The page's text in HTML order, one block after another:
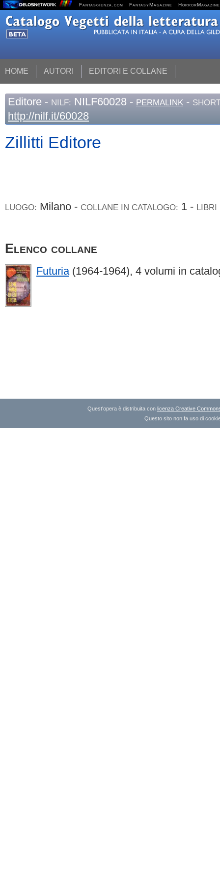
Fantascienza.com FantasyMagazine HorrorMagazine
HOME AUTORI EDITORI E COLLANE
Editore - NILF: NILF60028 - PERMALINK -
http://nilf.it/60028
Zillitti Editore
LUOGO: Milano - COLLANE IN CATALOGO: 1 - LIBRI
Elenco collane
Futuria (1964-1964), 4 volumi in
Quest'opera è distribuita con licenza Creative
Questo sito non fa uso di